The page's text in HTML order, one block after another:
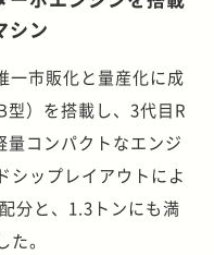
シン
一市販化と量産化に成
）を搭載し、3代目R
コンパクトなエンジ
シップレイアウトによ
分と、1.3トンにも満
。